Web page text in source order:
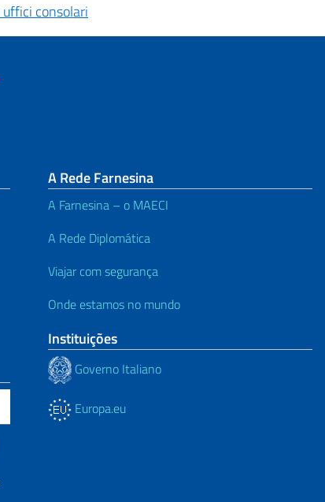
consolari
A Rede Farnesina
A Farnesina – o MAECI
A Rede Diplomática
Viajar com segurança
Onde estamos no mundo
Instituições
Governo Italiano
Europa.eu